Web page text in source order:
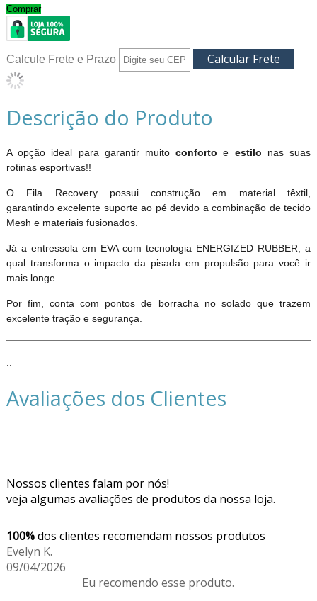
Comprar
Calcule Frete e Prazo
Descrição do Produto
A opção ideal para garantir muitoconfortoe estilo nas suas
rotinas esportivas!!
O Fila Recovery possui construção em material têxtil,
garantindo excelente suporte ao pé devido a combinação de tecido
Mesh e materiais fusionados.
Já a entressola em EVA com tecnologia ENERGIZED RUBBER, a
qual transforma o impacto da pisada em propulsão para você ir
mais longe.
Por fim, conta com pontos de borracha no solado que trazem
excelente tração e segurança.
Avaliações dos Clientes
Nossos clientes falam por nós!
veja algumas avaliações de produtos da nossa loja.
100%dos clientes recomendam nossos produtos
Evelyn K.
09/04/2026
Eu recomendo esse produto.